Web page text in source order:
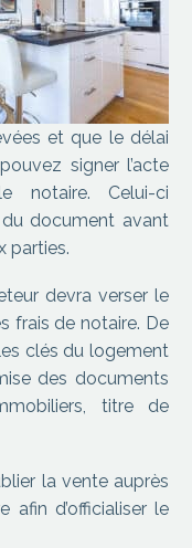
et que le délai
signer l’acte
notaire. Celui-ci
document avant
parties.
devra verser le
frais de notaire. De
clés du logement
des documents
titre de
la vente auprès
afin d’officialiser le